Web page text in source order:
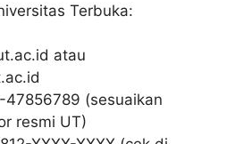
Terbuka:
atau
47856789 (sesuaikan
resmi UT)